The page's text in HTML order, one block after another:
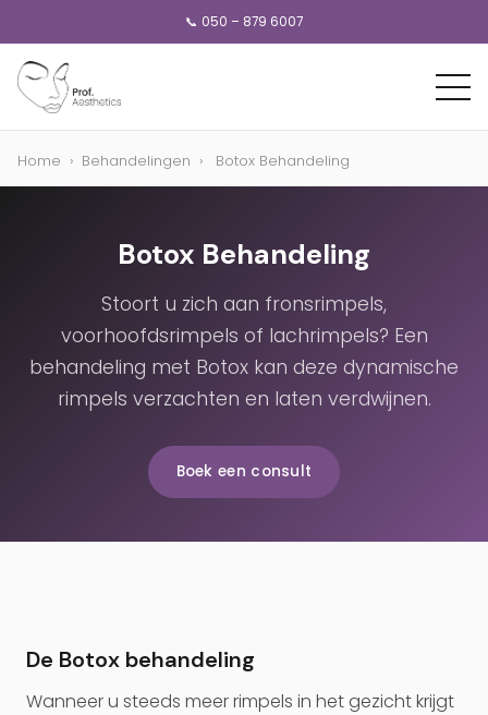
📞 050 – 879 6007
Home › Behandelingen › Botox Behandeling
Botox Behandeling
Stoort u zich aan fronsrimpels,
voorhoofdsrimpels of lachrimpels? Een
behandeling met Botox kan deze dynamische
rimpels verzachten en laten verdwijnen.
Boek een consult
De Botox behandeling
Wanneer u steeds meer rimpels in het gezicht krijgt